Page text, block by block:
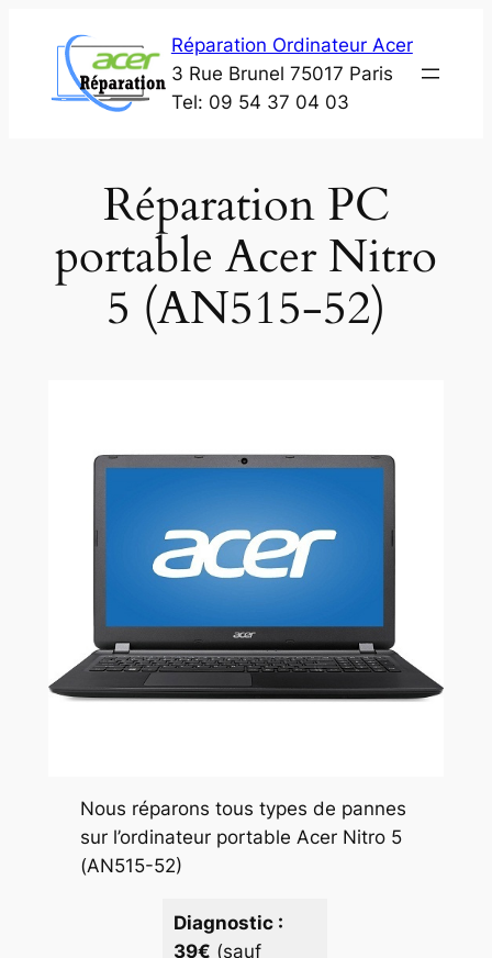
contenu
Réparation Ordinateur Acer
3 Rue Brunel 75017 Paris
Tel: 09 54 37 04 03
Réparation PC
portable Acer Nitro
5 (AN515-52)
Nous réparons tous types de pannes
sur l’ordinateur portable Acer Nitro 5
(AN515-52)
Diagnostic :
39€ (sauf